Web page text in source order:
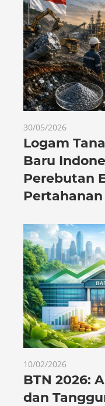
30/05/2026
Logam
Baru
Perebutan
Pertahanan
10/02/2026
BTN 2026:
dan